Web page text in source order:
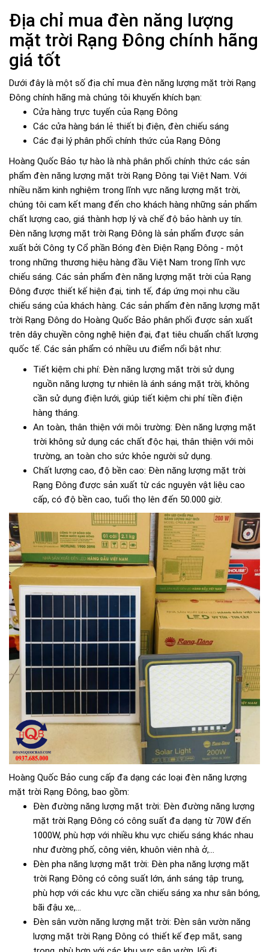
Địa chỉ mua đèn năng lượng
mặt trời Rạng Đông chính hãng
giá tốt
Dưới đây là một số địa chỉ mua đèn năng lượng mặt trời Rạng
Đông chính hãng mà chúng tôi khuyến khích bạn:
Cửa hàng trực tuyến của Rạng Đông
Các cửa hàng bán lẻ thiết bị điện, đèn chiếu sáng
Các đại lý phân phối chính thức của Rạng Đông
Hoàng Quốc Bảo tự hào là nhà phân phối chính thức các sản
phẩm đèn năng lượng mặt trời Rạng Đông tại Việt Nam. Với
nhiều năm kinh nghiệm trong lĩnh vực năng lượng mặt trời,
chúng tôi cam kết mang đến cho khách hàng những sản phẩm
chất lượng cao, giá thành hợp lý và chế độ bảo hành uy tín.
Đèn năng lượng mặt trời Rạng Đông là sản phẩm được sản
xuất bởi Công ty Cổ phần Bóng đèn Điện Rạng Đông - một
trong những thương hiệu hàng đầu Việt Nam trong lĩnh vực
chiếu sáng. Các sản phẩm đèn năng lượng mặt trời của Rạng
Đông được thiết kế hiện đại, tinh tế, đáp ứng mọi nhu cầu
chiếu sáng của khách hàng. Các sản phẩm đèn năng lượng mặt
trời Rạng Đông do Hoàng Quốc Bảo phân phối được sản xuất
trên dây chuyền công nghệ hiện đại, đạt tiêu chuẩn chất lượng
quốc tế. Các sản phẩm có nhiều ưu điểm nổi bật như:
Tiết kiệm chi phí: Đèn năng lượng mặt trời sử dụng
nguồn năng lượng tự nhiên là ánh sáng mặt trời, không
cần sử dụng điện lưới, giúp tiết kiệm chi phí tiền điện
hàng tháng.
An toàn, thân thiện với môi trường: Đèn năng lượng mặt
trời không sử dụng các chất độc hại, thân thiện với môi
trường, an toàn cho sức khỏe người sử dụng.
Chất lượng cao, độ bền cao: Đèn năng lượng mặt trời
Rạng Đông được sản xuất từ các nguyên vật liệu cao
cấp, có độ bền cao, tuổi thọ lên đến 50.000 giờ.
Hoàng Quốc Bảo cung cấp đa dạng các loại đèn năng lượng
mặt trời Rạng Đông, bao gồm:
Đèn đường năng lượng mặt trời: Đèn đường năng lượng
mặt trời Rạng Đông có công suất đa dạng từ 70W đến
1000W, phù hợp với nhiều khu vực chiếu sáng khác nhau
như đường phố, công viên, khuôn viên nhà ở,...
Đèn pha năng lượng mặt trời: Đèn pha năng lượng mặt
trời Rạng Đông có công suất lớn, ánh sáng tập trung,
phù hợp với các khu vực cần chiếu sáng xa như sân bóng,
bãi đậu xe,...
Đèn sân vườn năng lượng mặt trời: Đèn sân vườn năng
lượng mặt trời Rạng Đông có thiết kế đẹp mắt, sang